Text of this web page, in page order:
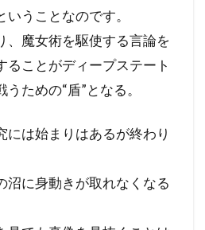
いうことなのです。
、魔女術を駆使する言論を
ることがディープステート
ための“盾”となる。
には始まりはあるが終わり
沼に身動きが取れなくなる